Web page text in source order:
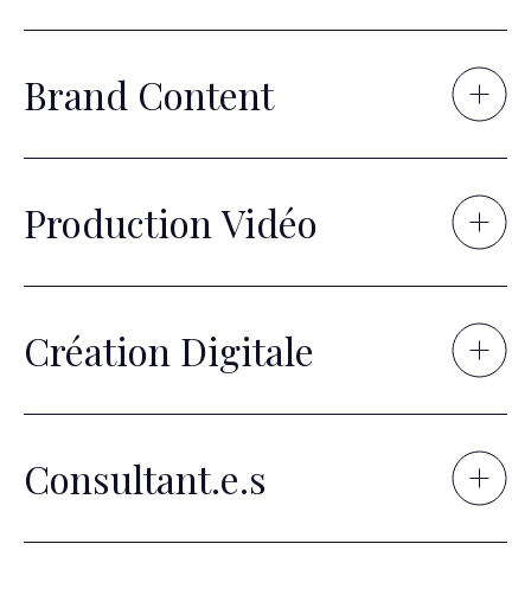
Brand Content
Production Vidéo
Création Digitale
Consultant.e.s